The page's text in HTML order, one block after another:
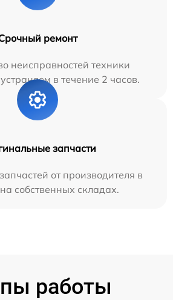
ремонт
неисправностей техники
в течение 2 часов.
запчасти
от производителя в
собственных складах.
работы